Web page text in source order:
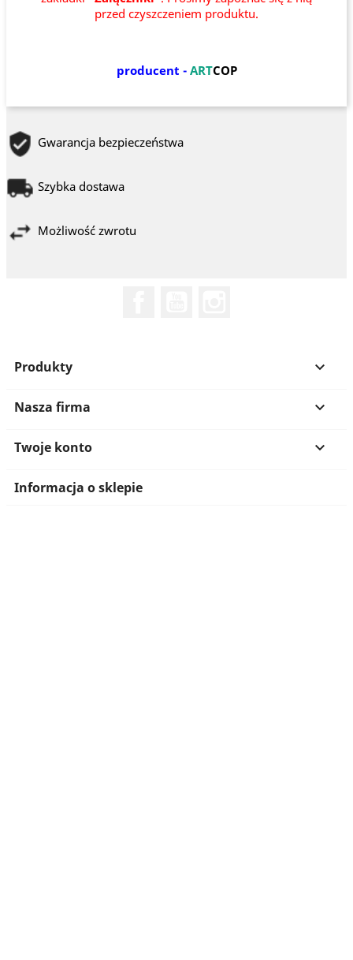
przed czyszczeniem produktu.
producent - ARTCOP
Gwarancja bezpieczeństwa
Szybka dostawa
Możliwość zwrotu
Produkty 
Nasza firma 
Twoje konto 
Informacja o sklepie